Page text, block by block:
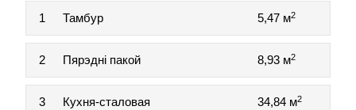
1 Тамбур 5,47 м2
2 Пярэдні пакой 8,93 м2
3 Кухня-сталовая 34,84 м2